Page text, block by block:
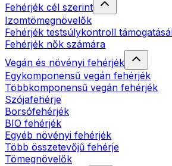
Fehérjék cél szerint
Izomtömegnövelők
Fehérjék testsúlykontroll
Fehérjék nők számára
Vegán és növényi fehérjék
Egykomponensű vegán fehérjék
Többkomponensű vegán fehérjék
Szójafehérje
Borsófehérjék
BIO fehérjék
Egyéb növényi fehérjék
Több összetevőjű fehérje
Tömegnövelők